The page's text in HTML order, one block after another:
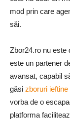
mod prin care
săi.
Zbor24.ro nu este
este un partener
avansat, capabil
găsi zboruri ieftine
vorba de o
platforma